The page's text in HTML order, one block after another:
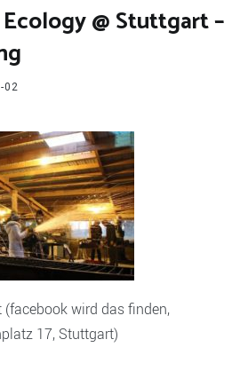
@ Stuttgart –
02
wird das finden,
17, Stuttgart)